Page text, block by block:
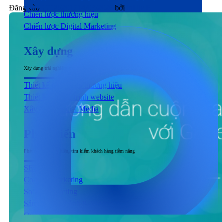
Chiến lược thương hiệu
Chiến lược Digital Marketing
Xây dựng
Xây dựng trải nghiệm người dùng đầu cuối tương tác với sản phẩm & dịch vụ
Thiết kế nhận diện thương hiệu
Thiết kế & Lập trình website
Xây dựng Social Media
Phát triển
Phát triển thương hiệu, tìm kiếm khách hàng tiềm năng
SEO
Content Marketing
Social Marketing
Sản xuất hình ảnh & Video
Quảng cáo trả phí
Đăng vào bởi